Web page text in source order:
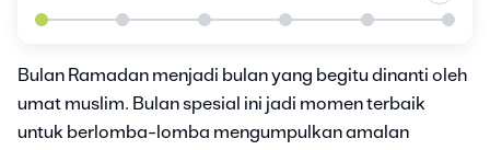
Bulan Ramadan menjadi bulan yang begitu dinanti oleh
umat muslim. Bulan spesial ini jadi momen terbaik
untuk berlomba-lomba mengumpulkan amalan